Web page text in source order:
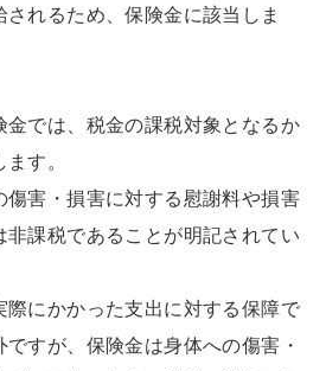
れるため、保険金に該当しま
金では、税金の課税対象となるか
す。
傷害・損害に対する慰謝料や損害
非課税であることが明記されてい
際にかかった支出に対する保障で
すが、保険金は身体への傷害・